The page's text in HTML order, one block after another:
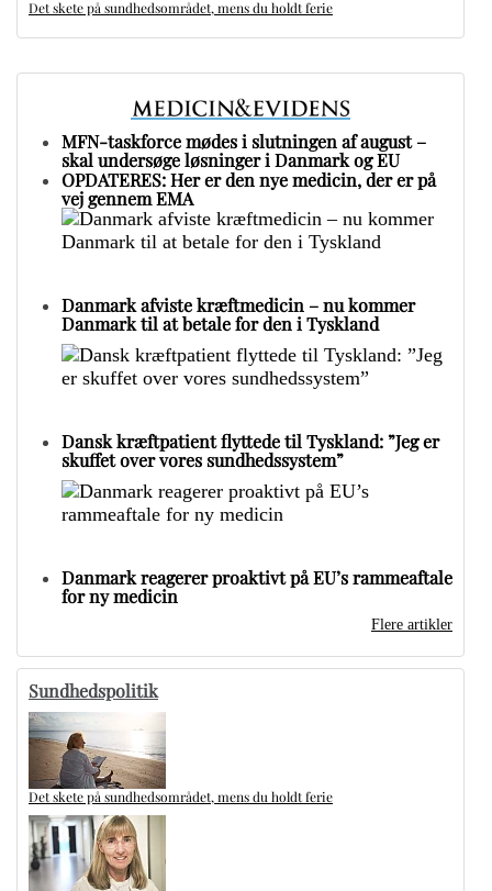
Det skete på sundhedsområdet, mens du holdt ferie
MFN-taskforce mødes i slutningen af august –
skal undersøge løsninger i Danmark og EU
OPDATERES: Her er den nye medicin, der er på
vej gennem EMA
Danmark afviste kræftmedicin – nu kommer
Danmark til at betale for den i Tyskland
Dansk kræftpatient flyttede til Tyskland: ”Jeg er
skuffet over vores sundhedssystem”
Danmark reagerer proaktivt på EU’s rammeaftale
for ny medicin
Flere artikler
Sundhedspolitik
Det skete på sundhedsområdet, mens du holdt ferie